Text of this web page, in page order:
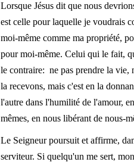
Lorsque Jésus dit que nous
est celle pour laquelle je voudrais
moi-même comme ma propriété,
pour moi-même. Celui qui le fait,
le contraire: ne pas prendre la vie,
la recevons, mais c'est en la
l'autre dans l'humilité de l'amour,
mêmes, en nous libérant de nous-
Le Seigneur poursuit et affirme,
serviteur. Si quelqu'un me sert,